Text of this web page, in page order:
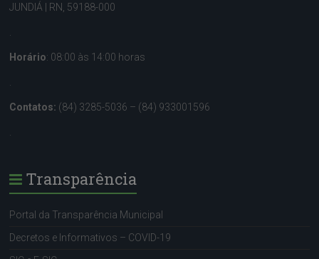
JUNDIÁ | RN, 59188-000
Horário: 08:00 às 14:00 horas
Contatos: (84) 3285-5036 – (84) 933001596
Transparência
Portal da Transparência Municipal
Decretos e Informativos – COVID-19